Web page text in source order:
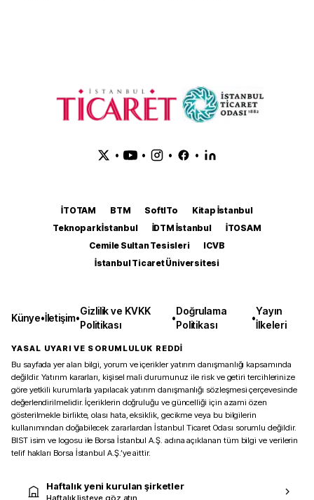
• • • •
İTOTAM BTM SoftITo
Kitap İstanbul
Teknopark İstanbul
İDTM İstanbul
İTOSAM
Cemile Sultan Tesisleri
ICVB
İstanbul Ticaret Üniversitesi
Künye•İletişim•
Gizlilik ve KVKK
Politikası
•
Doğrulama
Politikası
•
Yayın
İlkeleri
YASAL UYARI VE SORUMLULUK REDDİ
Bu sayfada yer alan bilgi, yorum ve içerikler yatırım danışmanlığı kapsamında
değildir. Yatırım kararları, kişisel mali durumunuz ile risk ve getiri tercihlerinize
göre yetkili kurumlarla yapılacak yatırım danışmanlığı sözleşmesi çerçevesinde
değerlendirilmelidir. İçeriklerin doğruluğu ve güncelliği için azami özen
gösterilmekle birlikte, olası hata, eksiklik, gecikme veya bu bilgilerin
kullanımından doğabilecek zararlardan İstanbul Ticaret Odası sorumlu değildir.
BIST isim ve logosu ile Borsa İstanbul A.Ş. adına açıklanan tüm bilgi ve verilerin
telif hakları Borsa İstanbul A.Ş.’ye aittir.
Haftalık yeni kurulan şirketler
Haftalık listeye göz atın